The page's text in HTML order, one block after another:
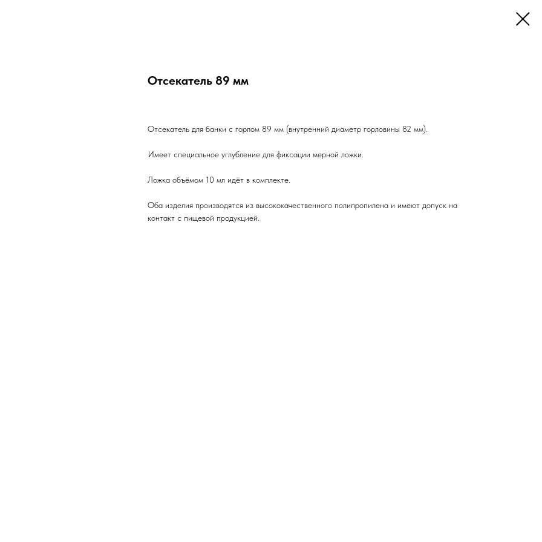
Отсекатель 89 мм
Отсекатель для банки с горлом 89 мм (внутренний диаметр горловины 82 мм).
Имеет специальное углубление для фиксации мерной ложки.
Ложка объёмом 10 мл идёт в комплекте.
Оба изделия производятся из высококачественного полипропилена и имеют допуск на
контакт с пищевой продукцией.